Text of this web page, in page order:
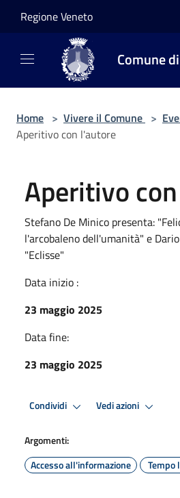
Regione Veneto
Comune
Home > Vivere il Comune >
Aperitivo con l'autore
Aperitivo
Stefano De Minico presenta:
l'arcobaleno dell'umanità" e
"Eclisse"
Data inizio :
23 maggio 2025
Data fine:
23 maggio 2025
Condividi Vedi azioni
Argomenti:
Accesso all'informazione
Tempo